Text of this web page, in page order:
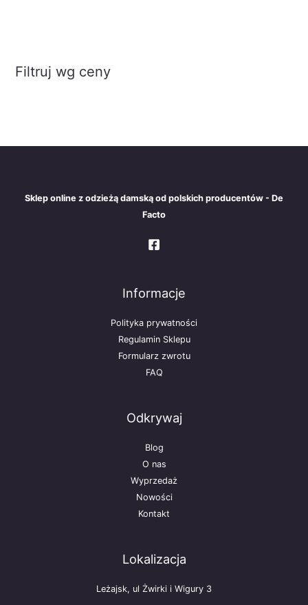
Filtruj wg ceny
Sklep online z odzieżą damską od polskich producentów - De
Facto
Informacje
Polityka prywatności
Regulamin Sklepu
Formularz zwrotu
FAQ
Odkrywaj
Blog
O nas
Wyprzedaż
Nowości
Kontakt
Lokalizacja
Leżajsk, ul Żwirki i Wigury 3